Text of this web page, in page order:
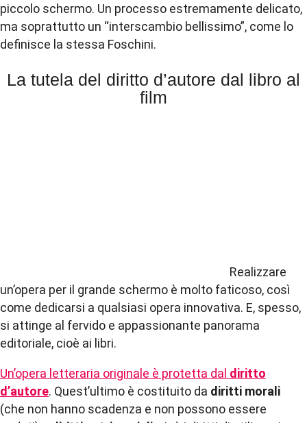
piccolo schermo. Un processo estremamente delicato,
ma soprattutto un “interscambio bellissimo”, come lo
definisce la stessa Foschini.
La tutela del diritto d’autore dal libro al
film
Realizzare
un’opera per il grande schermo è molto faticoso, così
come dedicarsi a qualsiasi opera innovativa. E, spesso,
si attinge al fervido e appassionante panorama
editoriale, cioè ai libri.
Un’opera letteraria originale è protetta dal diritto
d’autore. Quest’ultimo è costituito da diritti morali
(che non hanno scadenza e non possono essere